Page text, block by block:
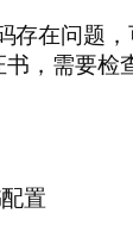
存在问题
书，需要检
置